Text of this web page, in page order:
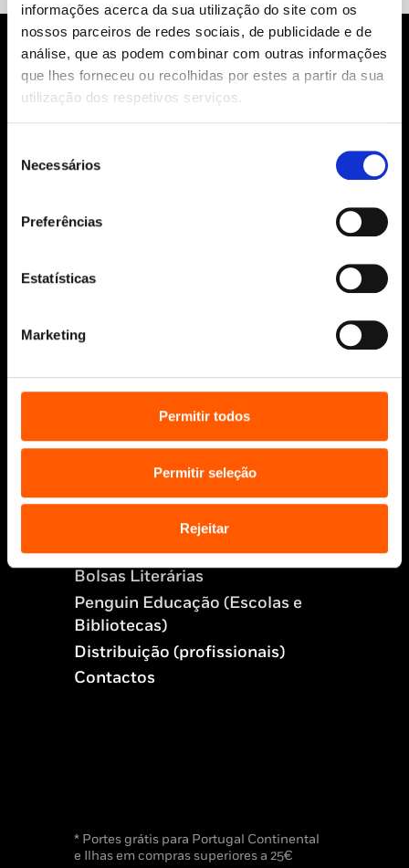
informações acerca da sua utilização do site com os
nossos parceiros de redes sociais, de publicidade e de
análise, que as podem combinar com outras informações
que lhes forneceu ou recolhidas por estes a partir da sua
utilização dos respetivos serviços.
Necessários
Preferências
Estatísticas
Marketing
Permitir todos
Permitir seleção
Rejeitar
Aviso Legal
Ajuda, Termos e Condições
© 2026 Penguin Random House Grupo Editorial
Todos os direitos reservados.
Manuscritos
Bolsas Literárias
Penguin Educação (Escolas e
Bibliotecas)
Distribuição (profissionais)
Contactos
* Portes grátis para Portugal Continental
e Ilhas em compras superiores a 25€